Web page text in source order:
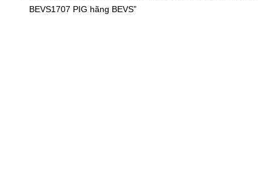
BEVS1707 PIG hãng BEVS”